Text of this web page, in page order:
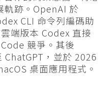
軌跡。OpenAI 於
CLI 命令列編碼助
端版本 Codex 直接
競爭。其後
，並於 2026
桌面應用程式。